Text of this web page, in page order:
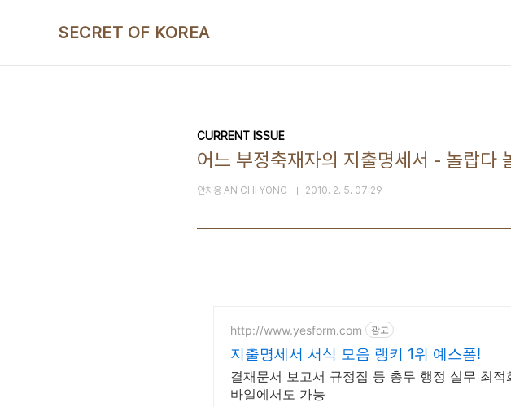
SECRET OF KOREA
CURRENT ISSUE
어느 부정축재자의 지출명세서 - 놀랍다
안치용 AN CHI YONG 2010. 2. 5. 07:29
http://www.yesform.com 광고
지출명세서 서식 모음 랭키 1위 예스폼!
결재문서 보고서 규정집 등 총무 행정 실무 최
바일에서도 가능